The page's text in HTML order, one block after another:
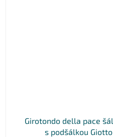
Girotondo della pace
s podšálkou